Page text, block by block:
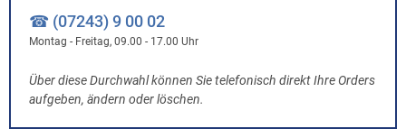
☎ (07243) 9 00 02
Montag - Freitag, 09.00 - 17.00 Uhr
Über diese Durchwahl können Sie telefonisch direkt Ihre Orders
aufgeben, ändern oder löschen.